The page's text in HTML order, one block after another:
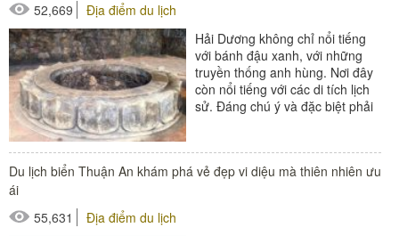
52,669
Địa điểm du lịch
Hải Dương không chỉ nổi tiếng
với bánh đậu xanh, với những
truyền thống anh hùng. Nơi đây
còn nổi tiếng với các di tích lịch
sử. Đáng chú ý và đặc biệt phải
Du lịch biển Thuận An khám phá vẻ đẹp vi diệu mà thiên nhiên ưu
ái
55,631
Địa điểm du lịch